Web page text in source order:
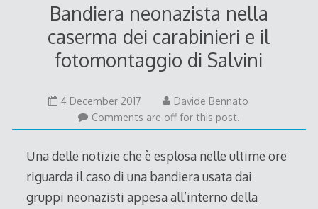
Bandiera neonazista nella
caserma dei carabinieri e il
fotomontaggio di Salvini
4 December 2017
Davide Bennato
Comments are off for this post.
Una delle notizie che è esplosa nelle ultime ore
riguarda il caso di una bandiera usata dai
gruppi neonazisti appesa all’interno della